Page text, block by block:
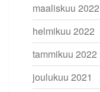
maaliskuu 2022
helmikuu 2022
tammikuu 2022
joulukuu 2021